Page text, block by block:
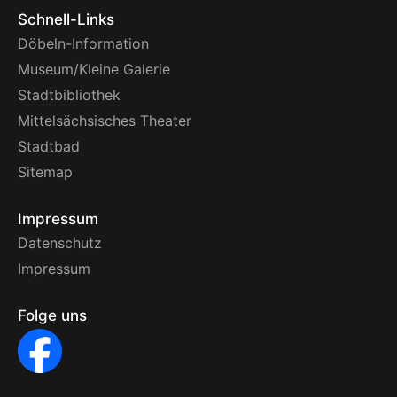
Schnell-Links
Döbeln-Information
Museum/Kleine Galerie
Stadtbibliothek
Mittelsächsisches Theater
Stadtbad
Sitemap
Impressum
Datenschutz
Impressum
Folge uns